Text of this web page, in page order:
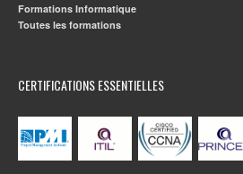
Formations Informatique
Toutes les formations
CERTIFICATIONS ESSENTIELLES